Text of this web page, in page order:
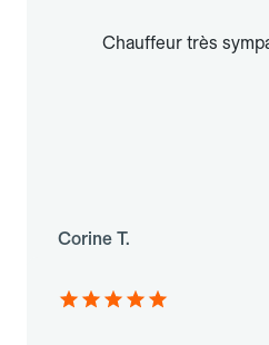
Chauffeur très
Corine T.